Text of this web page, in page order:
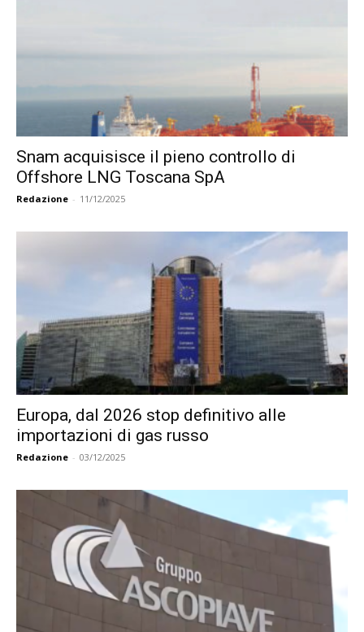
Snam acquisisce il pieno controllo di
Offshore LNG Toscana SpA
Redazione - 11/12/2025
Europa, dal 2026 stop definitivo alle
importazioni di gas russo
Redazione - 03/12/2025